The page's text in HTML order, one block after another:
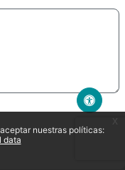
nuestras políticas:
data
x